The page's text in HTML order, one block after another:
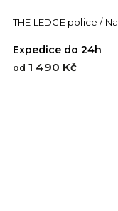
THE LEDGE police /
Expedice do 24h
od 1 490 Kč